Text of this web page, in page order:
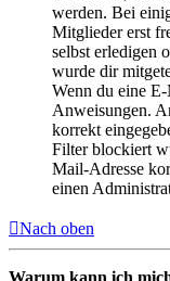
werden. Bei
Mitglieder erst
selbst erledigen
wurde dir
Wenn du eine
Anweisungen.
korrekt
Filter blockiert
Mail-Adresse
einen
Nach oben